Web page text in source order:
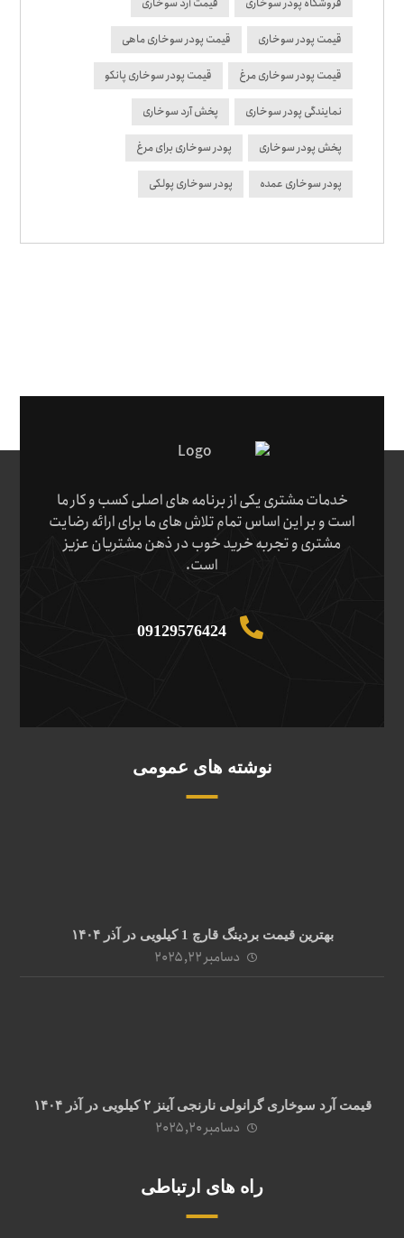
قیمت پودر سوخاری قیمت پودر سوخاری ماهی
قیمت پودر سوخاری مرغ قیمت پودر سوخاری پانکو
نمایندگی پودر سوخاری پخش آرد سوخاری
پخش پودر سوخاری پودر سوخاری برای مرغ
پودر سوخاری عمده پودر سوخاری پولکی
خدمات مشتری یکی از برنامه های اصلی کسب و کار ما
است و بر این اساس تمام تلاش های ما برای ارائه رضایت
مشتری و تجربه خرید خوب در ذهن مشتریان عزیز
است.
09129576424
نوشته های عمومی
بهترین قیمت بردینگ قارچ 1 کیلویی در آذر ۱۴۰۴
دسامبر ۲۲, ۲۰۲۵
قیمت آرد سوخاری گرانولی نارنجی آینز ۲ کیلویی در آذر ۱۴۰۴
دسامبر ۲۰, ۲۰۲۵
راه های ارتباطی